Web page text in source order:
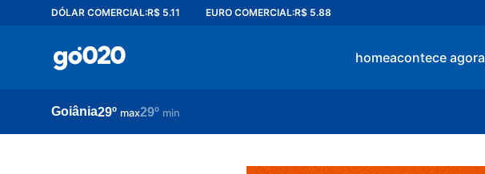
DÓLAR COMERCIAL:R$ 5.11 EURO COMERCIAL:R$ 5.88
homeacontece agora
Goiânia29º max29º min
acontece agora
esporte